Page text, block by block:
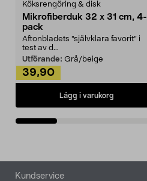
Köksrengöring & disk
Mikrofiberduk 32 x 31 cm, 4-
pack
Aftonbladets "självklara favorit” i
test av d...
Utförande: Grå/beige
39,90
Lägg i varukorg
Sidfot
Kundservice